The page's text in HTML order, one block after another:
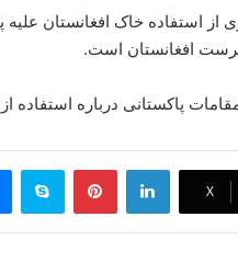
استفاده خاک افغانستان علیه
افغانستان است.
پاکستانی درباره استفاده
X
LinkedIn
Pinterest